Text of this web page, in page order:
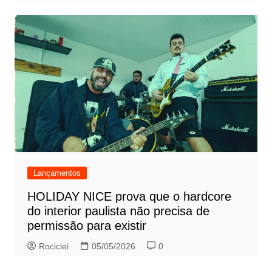
Lançamentos
HOLIDAY NICE prova que o hardcore
do interior paulista não precisa de
permissão para existir
Rociclei 05/05/2026 0